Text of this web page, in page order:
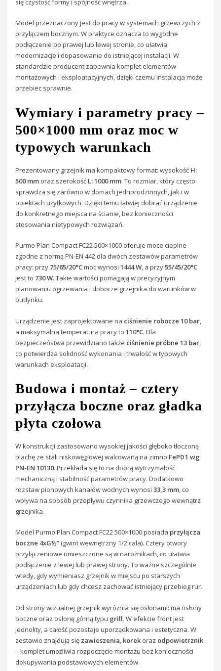
się czystość formy i spójność wnętrza.
Model przeznaczony jest do pracy w systemach grzewczych z
przyłączem bocznym. W praktyce oznacza to wygodne
podłączenie po prawej lub lewej stronie, co ułatwia
modernizacje i dopasowanie do istniejącej instalacji. W
standardzie producent zapewnia komplet elementów
montażowych i eksploatacyjnych, dzięki czemu instalacja może
przebiec sprawnie.
Wymiary i parametry pracy –
500×1000 mm oraz moc w
typowych warunkach
Prezentowany grzejnik ma kompaktowy format: wysokość H:
500 mm oraz szerokość L: 1000 mm. To rozmiar, który często
sprawdza się zarówno w domach jednorodzinnych, jak i w
obiektach użytkowych. Dzięki temu łatwiej dobrać urządzenie
do konkretnego miejsca na ścianie, bez konieczności
stosowania nietypowych rozwiązań.
Purmo Plan Compact FC22 500×1000 oferuje moce cieplne
zgodne z normą PN-EN 442 dla dwóch zestawów parametrów
pracy: przy 75/65/20°Cmoc wynosi1444 W, a przy55/45/20°C
jest to 730 W. Takie wartości pomagają w precyzyjnym
planowaniu ogrzewania i doborze grzejnika do warunków w
budynku.
Urządzenie jest zaprojektowane na ciśnienie robocze 10 bar
a maksymalna temperatura pracy to110°C. Dla
bezpieczeństwa przewidziano także ciśnienie próbne 13 bar
co potwierdza solidność wykonania i trwałość w typowych
warunkach eksploatacji.
Budowa i montaż – cztery
przyłącza boczne oraz gładka
płyta czołowa
W konstrukcji zastosowano wysokiej jakości głęboko tłoczoną
blachę ze stali niskowęglowej walcowaną na zimno FeP0 1 wg
PN-EN 10130. Przekłada się to na dobrą wytrzymałość
mechaniczną i stabilność parametrów pracy. Dodatkowo
rozstaw pionowych kanałów wodnych wynosi33,3 mm, co
wpływa na sposób przepływu czynnika grzewczego wewnątrz
grzejnika.
Model Purmo Plan Compact FC22 500×1000 posiada przyłącza
boczne 4xG½” (gwint wewnętrzny 1/2 cala). Cztery otwory
przyłączeniowe umieszczone są w narożnikach, co ułatwia
podłączenie z lewej lub prawej strony. To ważne szczególnie
wtedy, gdy wymieniasz grzejnik w miejscu po starszych
urządzeniach lub gdy chcesz zachować istniejący przebieg rur.
Od strony wizualnej grzejnik wyróżnia się osłonami: ma osłony
boczne oraz osłonę górną typu grill. W efekcie front jest
jednolity, a całość pozostaje uporządkowana i estetyczna. W
zestawie znajdują się zawieszenia, korek oraz odpowietrznik
– komplet umożliwia rozpoczęcie montażu bez konieczności
dokupywania podstawowych elementów.